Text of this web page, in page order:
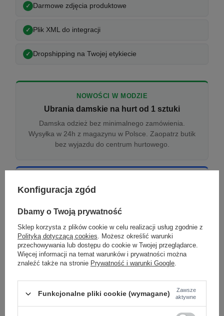
Darmowe zdjęcia produktowe
Plik XML do integracji
Dropshipping na Twojej etykiecie
NOWOŚCI W MODZIE
Ubrania damskie na hurt od 1 sztuki
Damska odzież bez minimalnego zamówienia.
Wysyłka w 24h z magazynu w Polsce. Zaopatrz butik
bez wyjazdu do centrum hurtowego.
Odzież damska hurtowo online
Internetowa hurtownia damska z plikiem XML/CSV.
Aktualizacja stanów co godzinę.
DROPSHIPPING
Damskie ubrania w dropshippingu
Hurt odzieży damskiej z wysyłką na etykiecie Twojego
sklepu w całej UE. Zero magazynu, zero
Konfiguracja zgód
Dbamy o Twoją prywatność
Sklep korzysta z plików cookie w celu realizacji usług zgodnie z
Polityką dotyczącą cookies. Możesz określić warunki
przechowywania lub dostępu do cookie w Twojej przeglądarce.
Więcej informacji na temat warunków i prywatności można
znaleźć także na stronie Prywatność i warunki Google.
Funkcjonalne pliki cookie (wymagane)
Zawsze
aktywne